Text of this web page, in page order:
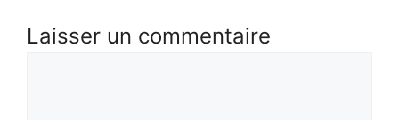
Laisser un commentaire